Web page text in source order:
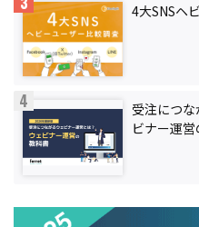
4大SNSヘ
受注につ
ビナー運営